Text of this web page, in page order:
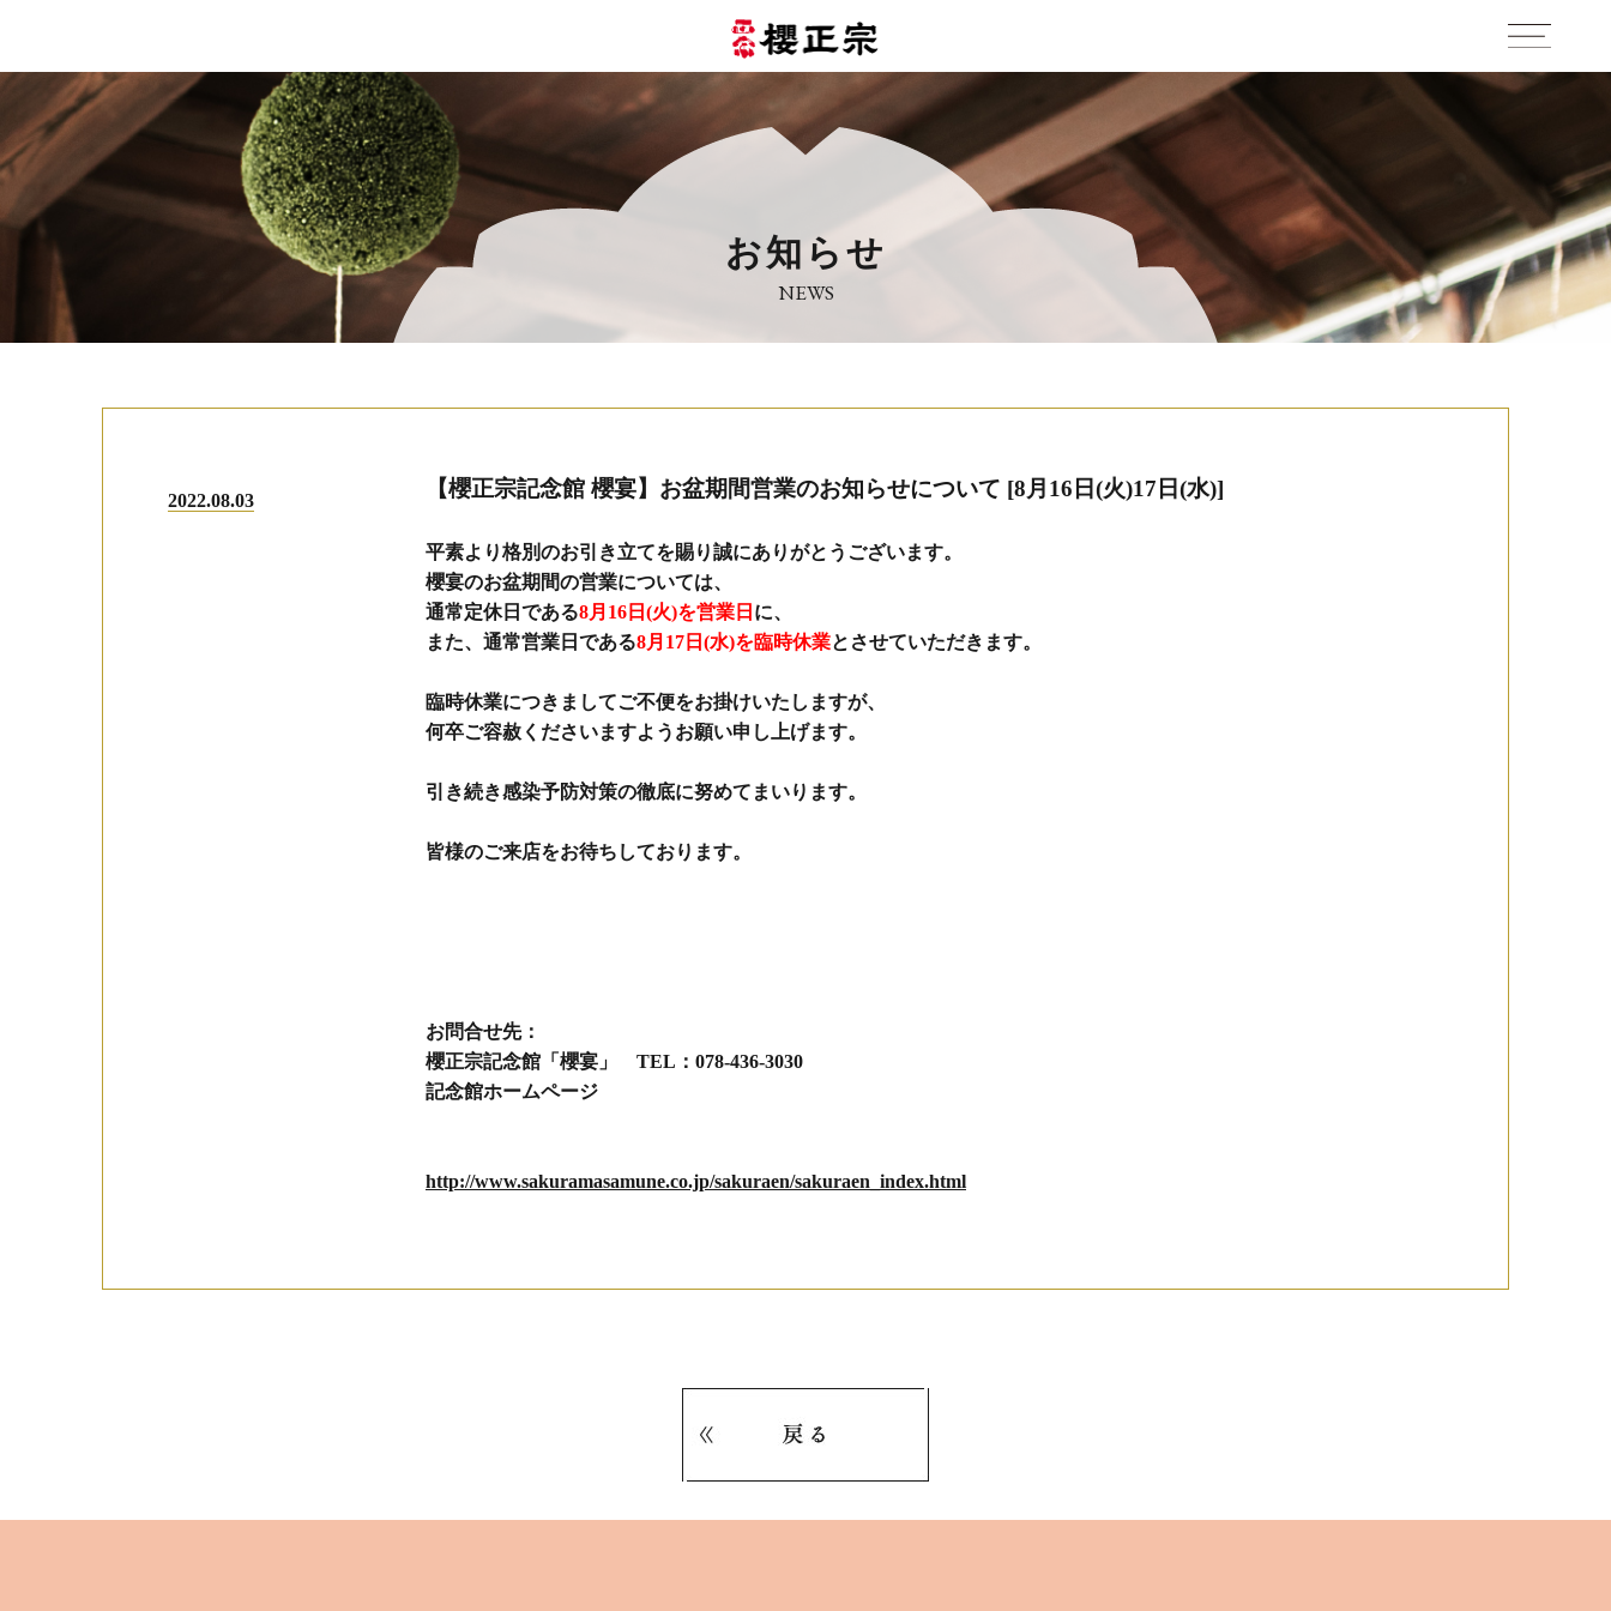
お知らせ
NEWS
2022.08.03 【櫻正宗記念館 櫻宴】お盆期間営業のお知らせについて [8月16日(火)17日(水)]
平素より格別のお引き立てを賜り誠にありがとうございます。
櫻宴のお盆期間の営業については、
通常定休日である8月16日(火)を営業日 に、
また、通常営業日である8月17日(水)を臨時休業とさせていただきます。
臨時休業につきましてご不便をお掛けいたしますが、
何卒ご容赦くださいますようお願い申し上げます。
引き続き感染予防対策の徹底に努めてまいります。
皆様のご来店をお待ちしております。
お問合せ先：
櫻正宗記念館「櫻宴」 TEL：078-436-3030
記念館ホームページ
http://www.sakuramasamune.co.jp/sakuraen/sakuraen_index.html